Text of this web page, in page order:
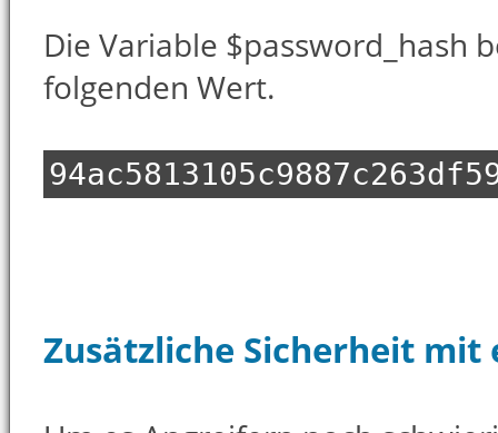
Die Variable $password_hash
folgenden Wert.
Zusätzliche Sicherheit mit